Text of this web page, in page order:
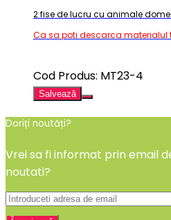
2 fise de lucru cu animale
Ca sa poti descarca materialul
Cod Produs: MT23-4
Salvează
Doriți noutăți?
Vrei sa fi informat prin email
noutati?